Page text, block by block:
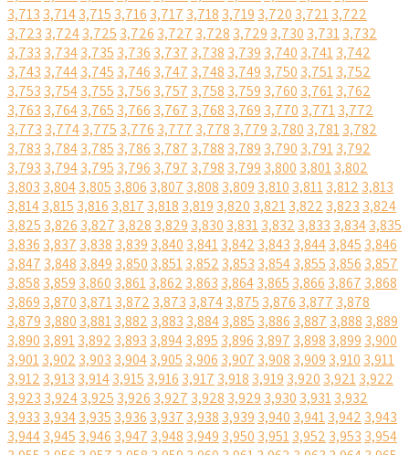
3,713 3,7143,715 3,716 3,717 3,718 3,719 3,720 3,7213,722
3,723 3,7243,725 3,726 3,727 3,728 3,729 3,730 3,7313,732
3,733 3,7343,735 3,736 3,737 3,738 3,739 3,740 3,7413,742
3,743 3,7443,745 3,746 3,747 3,748 3,749 3,750 3,7513,752
3,753 3,7543,755 3,756 3,757 3,758 3,759 3,760 3,7613,762
3,763 3,7643,765 3,766 3,767 3,768 3,769 3,770 3,7713,772
3,773 3,7743,775 3,776 3,777 3,778 3,779 3,780 3,7813,782
3,783 3,7843,785 3,786 3,787 3,788 3,789 3,790 3,7913,792
3,793 3,7943,795 3,796 3,797 3,798 3,799 3,800 3,8013,802
3,803 3,8043,805 3,806 3,807 3,808 3,809 3,810 3,8113,812 3,813
3,8143,815 3,816 3,817 3,818 3,819 3,820 3,8213,822 3,823 3,824
3,825 3,826 3,827 3,828 3,829 3,830 3,8313,832 3,833 3,8343,835
3,836 3,837 3,838 3,839 3,840 3,8413,842 3,843 3,8443,845 3,846
3,847 3,848 3,849 3,850 3,8513,852 3,853 3,8543,855 3,856 3,857
3,858 3,859 3,860 3,8613,862 3,863 3,8643,865 3,866 3,867 3,868
3,869 3,870 3,8713,872 3,873 3,8743,875 3,876 3,877 3,878
3,879 3,880 3,8813,882 3,883 3,8843,885 3,886 3,887 3,888 3,889
3,890 3,8913,892 3,893 3,8943,895 3,896 3,897 3,898 3,899 3,900
3,9013,902 3,903 3,9043,905 3,906 3,907 3,908 3,909 3,910 3,911
3,912 3,913 3,9143,915 3,916 3,917 3,918 3,919 3,920 3,9213,922
3,923 3,9243,925 3,926 3,927 3,928 3,929 3,930 3,9313,932
3,933 3,9343,935 3,936 3,937 3,938 3,939 3,940 3,9413,942 3,943
3,9443,945 3,946 3,947 3,948 3,949 3,950 3,9513,952 3,953 3,954